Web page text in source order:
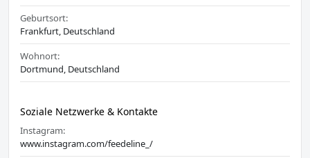
Geburtsort:
Frankfurt, Deutschland
Wohnort:
Dortmund, Deutschland
Soziale Netzwerke & Kontakte
Instagram:
www.instagram.com/feedeline_/